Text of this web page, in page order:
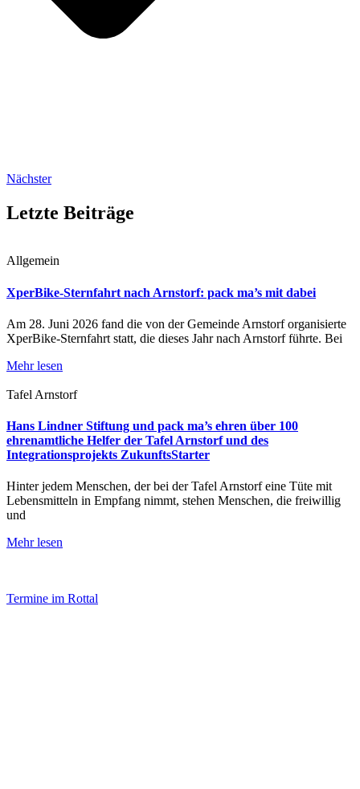
Nächster
Letzte Beiträge
Allgemein
XperBike-Sternfahrt nach Arnstorf: pack ma’s mit dabei
Am 28. Juni 2026 fand die von der Gemeinde Arnstorf organisierte
XperBike-Sternfahrt statt, die dieses Jahr nach Arnstorf führte. Bei
Mehr lesen
Tafel Arnstorf
Hans Lindner Stiftung und pack ma’s ehren über 100
ehrenamtliche Helfer der Tafel Arnstorf und des
Integrationsprojekts ZukunftsStarter
Hinter jedem Menschen, der bei der Tafel Arnstorf eine Tüte mit
Lebensmitteln in Empfang nimmt, stehen Menschen, die freiwillig
und
Mehr lesen
Termine im Rottal